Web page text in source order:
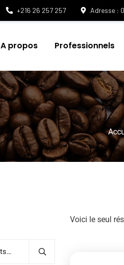
+216 26 257 257 Adresse :
A propos Professionnels
Voici le seul